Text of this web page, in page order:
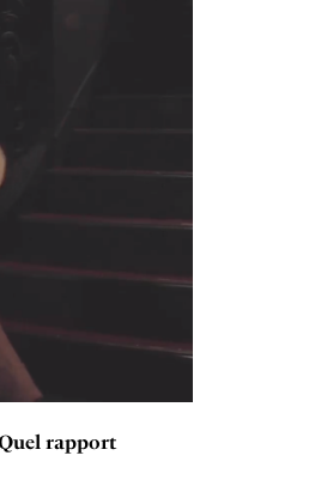
rapport